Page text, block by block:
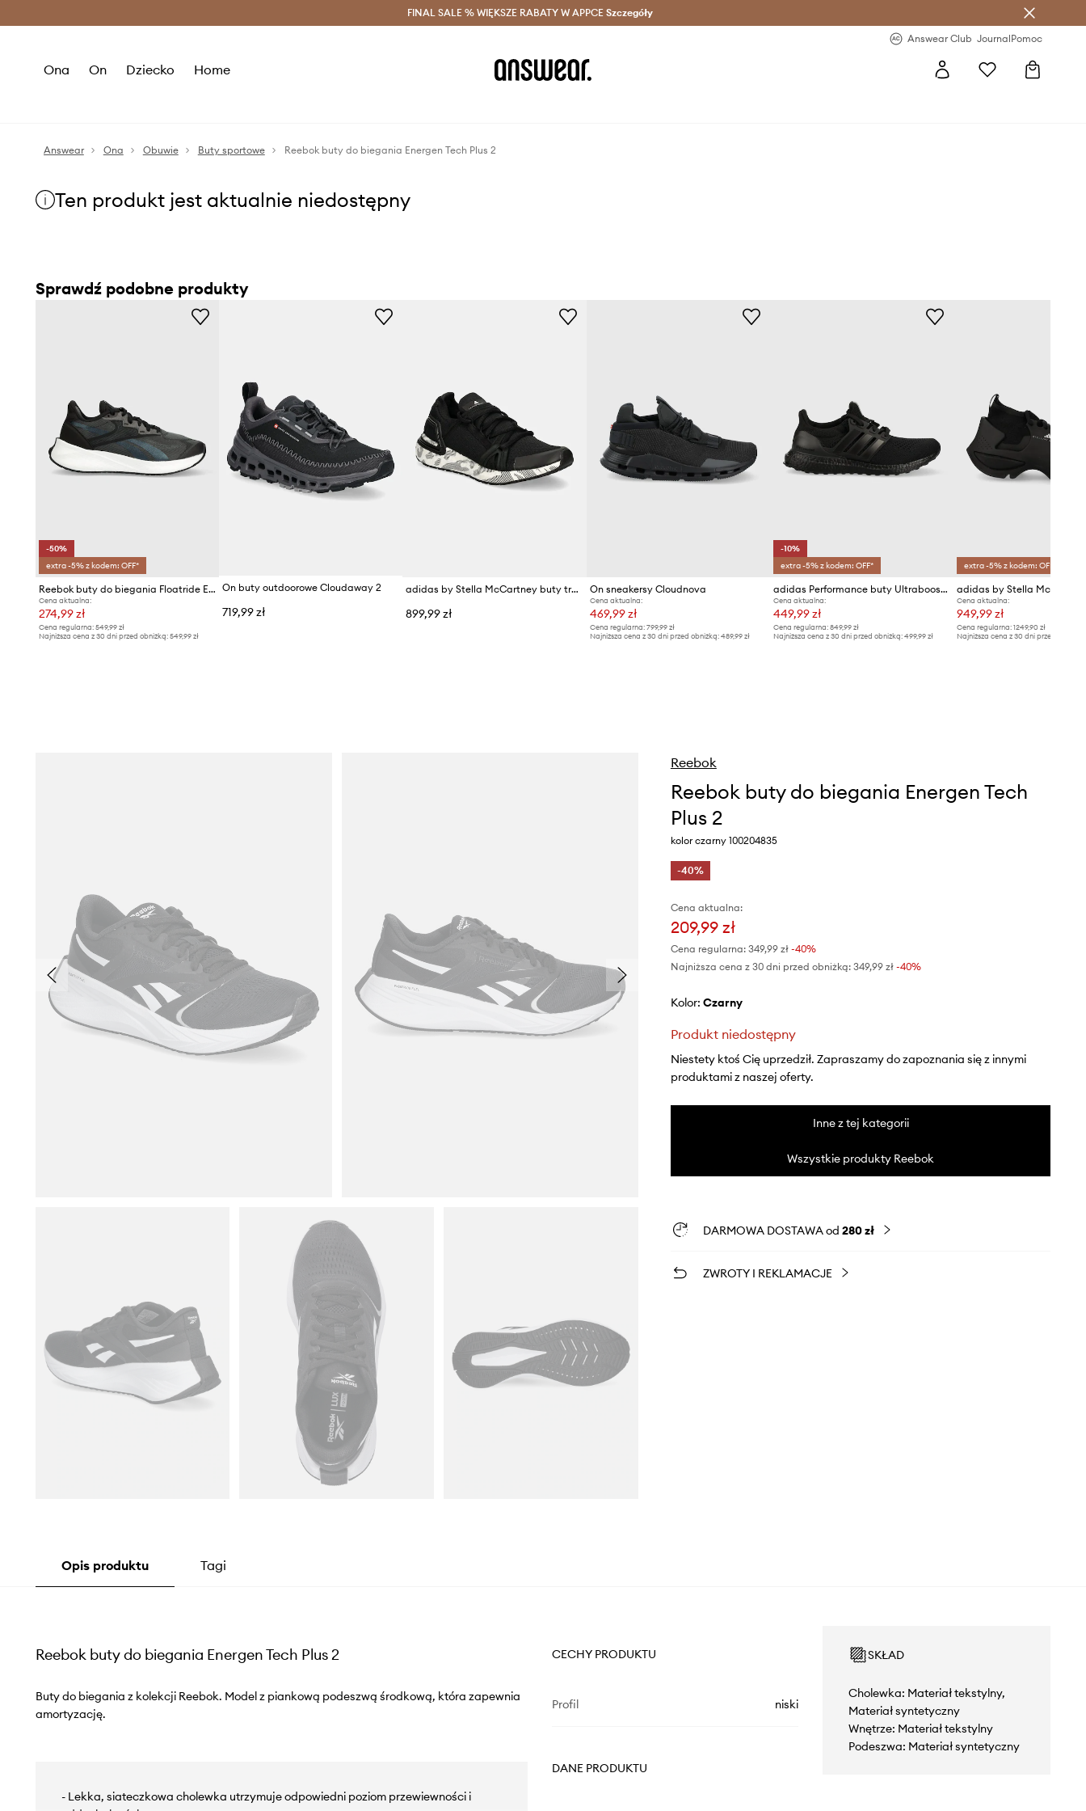
Oszczędzaj z Answear Club > Dostawa nawet w 24h >
FINAL SALE % WIĘKSZE RABATY W APPCE Szczegóły
Answear Club JournalPomoc
Ona On Dziecko Home
Answear Ona Obuwie Buty sportowe Reebok buty do biegania Energen Tech Plus 2
Ten produkt jest aktualnie niedostępny
Sprawdź podobne produkty
-50%
extra -5% z kodem: OFF*
Reebok buty do biegania Floatride Energy Symmetros 2.5
Cena aktualna:
274,99 zł
Cena regularna: 549,99 zł
Najniższa cena z 30 dni przed obniżką: 549,99 zł
On buty outdoorowe Cloudaway 2
719,99 zł
adidas by Stella McCartney buty treningowe Ultraboost 20
899,99 zł
On sneakersy Cloudnova
Cena aktualna:
469,99 zł
Cena regularna: 799,99 zł
Najniższa cena z 30 dni przed obniżką: 489,99 zł
-10%
extra -5% z kodem: OFF*
adidas Performance buty Ultraboost 1.0
Cena aktualna:
449,99 zł
Cena regularna:849,99 zł
Najniższa cena z 30 dni przed obniżką:499,99 zł
extra -5% z kodem: OFF*
Cena aktualna:
949,99 zł
Cena regularna: 1249,90 zł
Najniższa cena z 30 dni przed obniżką:
Reebok
Reebok buty do biegania Energen Tech
Plus 2
kolor czarny 100204835
-40%
Cena aktualna:
209,99 zł
Cena regularna: 349,99 zł-40%
Najniższa cena z 30 dni przed obniżką: 349,99 zł -40%
Kolor: czarny
Produkt niedostępny
Niestety ktoś Cię uprzedził. Zapraszamy do zapoznania się z innymi
produktami z naszej oferty.
Inne z tej kategorii
Wszystkie produkty Reebok
DARMOWA DOSTAWA od 280 zł
ZWROTY I REKLAMACJE
Opis produktu Tagi
Reebok buty do biegania Energen Tech Plus 2
Buty do biegania z kolekcji Reebok. Model z piankową podeszwą środkową, która zapewnia
amortyzację.
- Lekka, siateczkowa cholewka utrzymuje odpowiedni poziom przewiewności i
CECHY PRODUKTU
Profil niski
DANE PRODUKTU
SKŁAD
Cholewka: Materiał tekstylny,
Materiał syntetyczny
Wnętrze: Materiał tekstylny
Podeszwa: Materiał syntetyczny